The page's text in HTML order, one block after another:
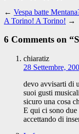
← Vespa batte
A Torino! A Torino! →
6 Comments on “
chiaratiz
28 Settembre,
devo avvisarti di
suoi gusti
sicuro una cosa
E qui ci sono due
accettando di